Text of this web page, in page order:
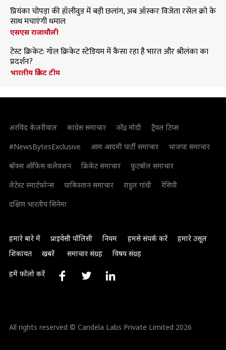
प्रियंका चोपड़ा की हॉलीवुड में बड़ी छलांग, अब ऑस्कर विजेता रसेल क्रो के
साथ मचाएंगी धमाल
एसएस राजामौली
टेस्ट क्रिकेट: गॉल क्रिकेट स्टेडियम में कैसा रहा है भारत और श्रीलंका का
प्रदर्शन?
भारतीय क्रिकेट टीम
अरविंद केजरीवाल कांग्रेस समाचार नरेंद्र मोदी
ट्रैवल टिप्स
#NewsBytesExclusive
आम आदमी पार्टी समाचार
भाजपा समाचार
बॉक्स ऑफिस कलेक्शन
क्रिकेट समाचार
फुटबॉल समाचार
लेटेस्ट स्मार्टफोन्स
पाकिस्तान समाचार राहुल गांधी
रेसिपी
दक्षिण भारतीय सिनेमा
हमारे बारे में प्राइवेसी पॉलिसी नियम हमसे संपर्क करें
हमारे उसूल
शिकायत
खबरें समाचार संग्रह विषय संग्रह
हमें फॉलो करें
All rights reserved © Candela Labs Private Limited 2026